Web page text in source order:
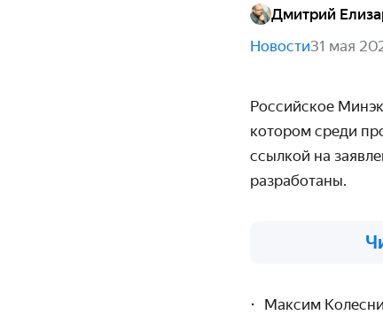
Дмитрий
Новости31 мая
Российское
котором среди
ссылкой на
разработаны.
Максим